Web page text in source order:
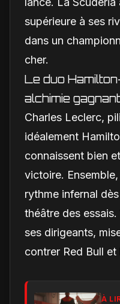
supérieure à ses
dans un
cher.
Le duo
alchimie
Charles Leclerc,
idéalement
connaissent bien
victoire.
rythme infernal
théâtre des
ses dirigeants,
contrer Red Bull et
À